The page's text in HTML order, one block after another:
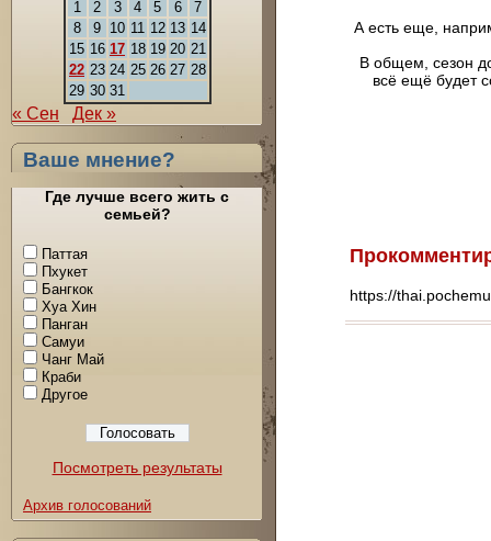
1
2 3 4 5 6
7
8
9 10 11 12 13 14
15 16 17 18 19 20 21
22 23 24 25 26 27 28
29 30 31
« Сен Дек »
Ваше мнение?
Где лучше всего жить с
семьей?
Паттая
Пхукет
Бангкок
Хуа Хин
Панган
Самуи
Чанг Май
Краби
Другое
Посмотреть результаты
Архив голосований
А есть еще,
В общем, сезон
всё ещё будет
https://